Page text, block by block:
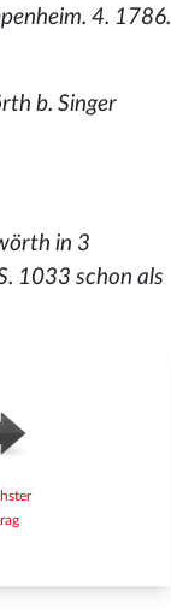
4. 1786.
b. Singer
in 3
1033 schon als